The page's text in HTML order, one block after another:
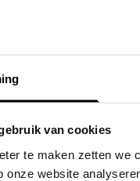
van cookies
te maken zetten we
onze website